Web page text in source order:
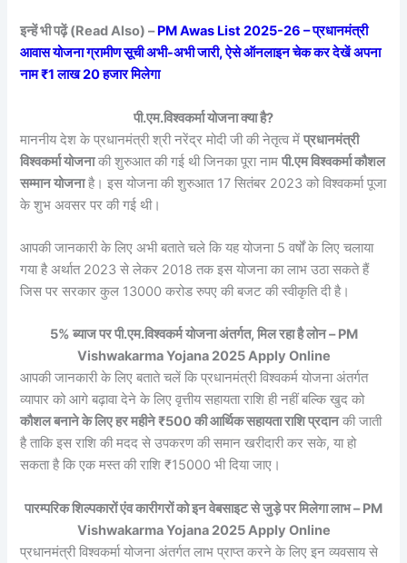
इन्हें भी पढ़ें (Read Also) –PM Awas List 2025-26 – प्रधानमंत्री
आवास योजना ग्रामीण सूची अभी-अभी जारी, ऐसे ऑनलाइन चेक कर देखें अपना
नाम ₹1 लाख 20 हजार मिलेगा
पी.एम.विश्वकर्मा योजना क्या है?
माननीय देश के प्रधानमंत्री श्री नरेंद्र मोदी जी की नेतृत्व मेंप्रधानमंत्री
विश्वकर्मा योजनाकी शुरुआत की गई थी जिनका पूरा नामपी.एम विश्वकर्मा कौशल
सम्मान योजनाहै। इस योजना की शुरुआत 17 सितंबर 2023 को विश्वकर्मा पूजा
के शुभ अवसर पर की गई थी।
आपकी जानकारी के लिए अभी बताते चले कि यह योजना 5 वर्षों के लिए चलाया
गया है अर्थात 2023 से लेकर 2018 तक इस योजना का लाभ उठा सकते हैं
जिस पर सरकार कुल 13000 करोड रुपए की बजट की स्वीकृति दी है।
5% ब्याज पर पी.एम.विश्वकर्म योजना अंतर्गत, मिल रहा है लोन – PM
Vishwakarma Yojana 2025 Apply Online
आपकी जानकारी के लिए बताते चलें कि प्रधानमंत्री विश्वकर्म योजना अंतर्गत
व्यापार को आगे बढ़ावा देने के लिए वृत्तीय सहायता राशि ही नहीं बल्कि खुद को
कौशल बनाने के लिए हर महीने ₹500 की आर्थिक सहायता राशि प्रदानकी जाती
है ताकि इस राशि की मदद से उपकरण की समान खरीदारी कर सके, या हो
सकता है कि एक मस्त की राशि ₹15000 भी दिया जाए।
पारम्परिक शिल्पकारों एंव कारीगरों को इन वेबसाइट से जुड़े पर मिलेगा लाभ – PM
Vishwakarma Yojana 2025 Apply Online
प्रधानमंत्री विश्वकर्मा योजना अंतर्गत लाभ प्राप्त करने के लिए इन व्यवसाय से